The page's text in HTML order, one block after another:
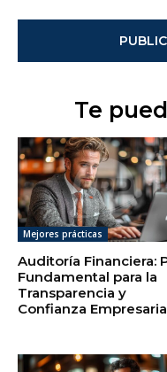
Te
Mejores prácticas
Auditoría Financiera:
Fundamental para la
Transparencia y
Confianza